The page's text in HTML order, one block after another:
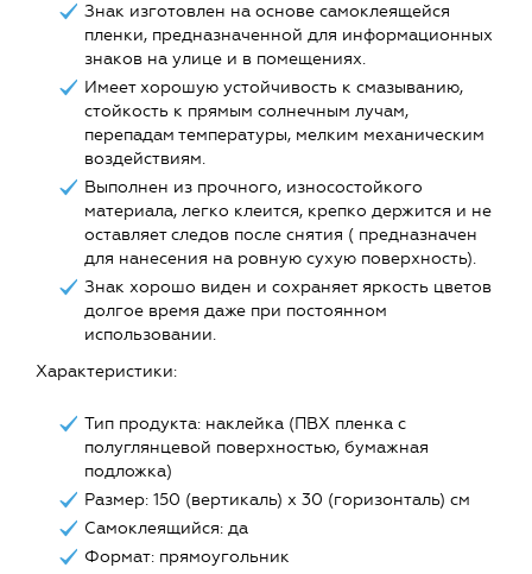
Знак изготовлен на основе самоклеящейся
пленки, предназначенной для информационных
знаков на улице и в помещениях.
Имеет хорошую устойчивость к смазыванию,
стойкость к прямым солнечным лучам,
перепадам температуры, мелким механическим
воздействиям.
Выполнен из прочного, износостойкого
материала, легко клеится, крепко держится и не
оставляет следов после снятия ( предназначен
для нанесения на ровную сухую поверхность).
Знак хорошо виден и сохраняет яркость цветов
долгое время даже при постоянном
использовании.
Характеристики:
Тип продукта: наклейка (ПВХ пленка с
полуглянцевой поверхностью, бумажная
подложка)
Размер: 150 (вертикаль) х 30 (горизонталь) см
Самоклеящийся: да
Формат: прямоугольник